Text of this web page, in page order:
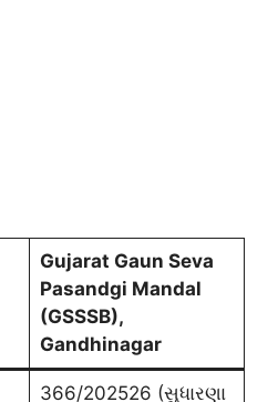
Gujarat Gaun Seva
Pasandgi Mandal
(GSSSB),
Gandhinagar
366/202526 (સુધારણા